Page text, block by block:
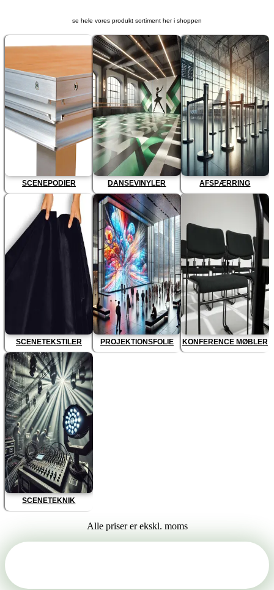
se hele vores produkt sortiment her i shoppen
SCENEPODIER DANSEVINYLER AFSPÆRRING
SCENETEKSTILER PROJEKTIONSFOLIE KONFERENCE MØBLER
SCENETEKNIK
Alle priser er ekskl. moms